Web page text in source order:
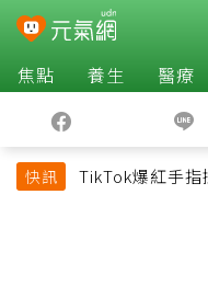
焦點 養生 醫療
快訊
TikTok爆紅手指